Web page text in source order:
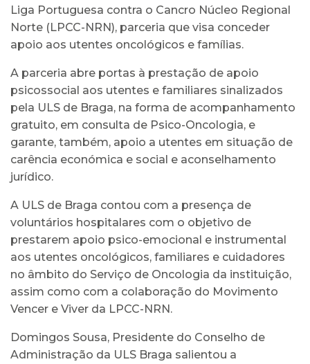
Liga Portuguesa contra o Cancro Núcleo Regional
Norte (LPCC-NRN), parceria que visa conceder
apoio aos utentes oncológicos e famílias.
A parceria abre portas à prestação de apoio
psicossocial aos utentes e familiares sinalizados
pela ULS de Braga, na forma de acompanhamento
gratuito, em consulta de Psico-Oncologia, e
garante, também, apoio a utentes em situação de
carência económica e social e aconselhamento
jurídico.
A ULS de Braga contou com a presença de
voluntários hospitalares com o objetivo de
prestarem apoio psico-emocional e instrumental
aos utentes oncológicos, familiares e cuidadores
no âmbito do Serviço de Oncologia da instituição,
assim como com a colaboração do Movimento
Vencer e Viver da LPCC-NRN.
Domingos Sousa, Presidente do Conselho de
Administração da ULS Braga salientou a